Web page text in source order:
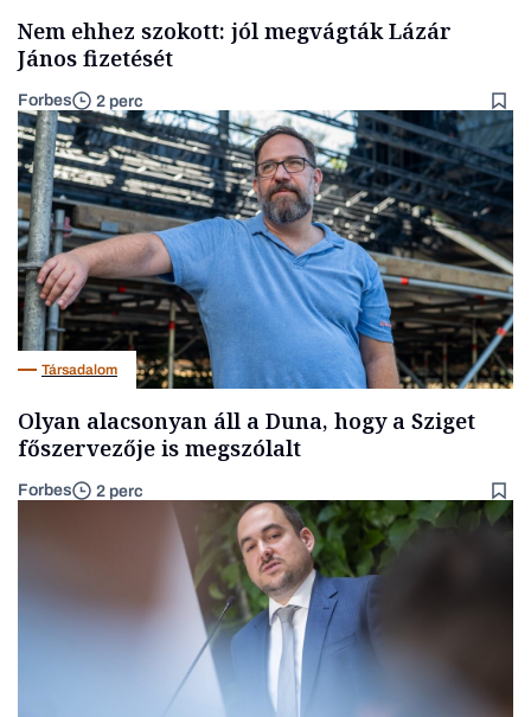
Nem ehhez szokott: jól megvágták Lázár
János fizetését
Forbes 2 perc
Társadalom
Olyan alacsonyan áll a Duna, hogy a Sziget
főszervezője is megszólalt
Forbes 2 perc